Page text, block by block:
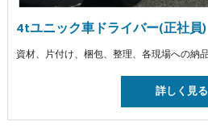
4tユニック車ドライバー(正社員)
詳しく見る